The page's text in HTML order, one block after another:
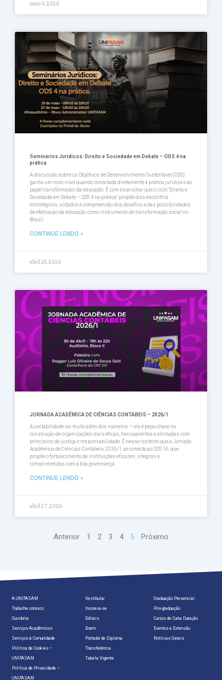
maio 6, 2026
Seminários Jurídicos: Direito e Sociedade em Debate – ODS 4 na
prática
A discussão sobre os Objetivos de Desenvolvimento Sustentável (ODS)
ganha um novo nível quando conectada diretamente à prática jurídica e ao
papel transformador da educação. É com esse olhar que o ciclo “Direito e
Sociedade em Debate – ODS 4 na prática” propõe dois encontros
estratégicos, voltados à compreensão dos desafios e das possibilidades
de efetivação da educação como instrumento de transformação social no
Brasil.
CONTINUE LENDO »
abril 28, 2026
JORNADA ACADÊMICA DE CIÊNCIAS CONTÁBEIS – 2026/1
A contabilidade vai muito além dos números — ela é peça-chave na
construção de organizações mais éticas, transparentes e alinhadas com
princípios de justiça e responsabilidade. É nesse contexto que a Jornada
Acadêmica de Ciências Contábeis 2026/1 se conecta ao ODS 16, que
propõe o fortalecimento de instituições eficazes, íntegras e
comprometidas com a boa governança.
CONTINUE LENDO »
abril 27, 2026
Anterior 1 2 3 4 5 Próximo
A UNIFASAM
Trabalhe conosco
Ouvidoria
Serviços Acadêmicos
Serviços à Comunidade
Política de Cookies –
UNIFASAM
Política de Privacidade –
UNIFASAM
Vestibular
Inscreva-se
Editais
Enem
Portador de Diploma
Transferência
Tabela Vigente
Graduação Presencial
Pós-graduação
Cursos de Curta Duração
Eventos e Extensão
Notícias Gerais